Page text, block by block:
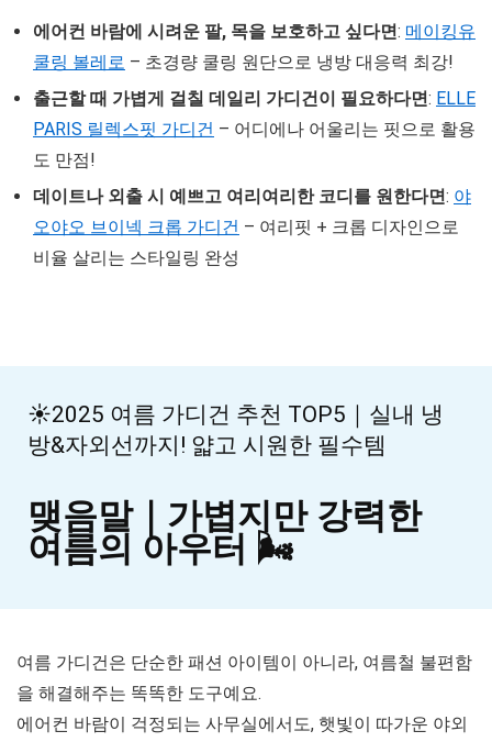
에어컨 바람에 시려운 팔, 목을 보호하고 싶다면: 메이킹유
쿨링 볼레로 – 초경량 쿨링 원단으로 냉방 대응력 최강!
출근할 때 가볍게 걸칠 데일리 가디건이 필요하다면: ELLE
PARIS 릴렉스핏 가디건 – 어디에나 어울리는 핏으로 활용
도 만점!
데이트나 외출 시 예쁘고 여리여리한 코디를 원한다면: 야
오야오 브이넥 크롭 가디건 – 여리핏 + 크롭 디자인으로
비율 살리는 스타일링 완성
☀️2025 여름 가디건 추천 TOP5｜실내 냉
방&자외선까지! 얇고 시원한 필수템
맺음말｜가볍지만 강력한
여름의 아우터 🌬️
여름 가디건은 단순한 패션 아이템이 아니라, 여름철 불편함
을 해결해주는 똑똑한 도구예요.
에어컨 바람이 걱정되는 사무실에서도, 햇빛이 따가운 야외